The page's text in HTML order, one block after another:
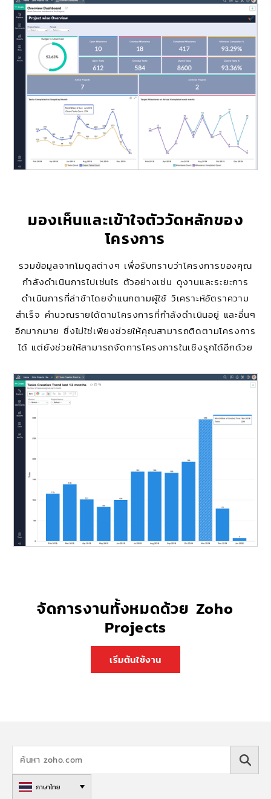
มองเห็นและเข้าใจตัววัดหลักของ
โครงการ
รวมข้อมูลจากโมดูลต่างๆ เพื่อรับทราบว่าโครงการของคุณ
กำลังดำเนินการไปเช่นไร ตัวอย่างเช่น ดูงานและระยะการ
ดำเนินการที่ล่าช้าโดยจำแนกตามผู้ใช้ วิเคราะห์อัตราความ
สำเร็จ คำนวณรายได้ตามโครงการที่กำลังดำเนินอยู่ และอื่นๆ
อีกมากมาย ซึ่งไม่ใช่เพียงช่วยให้คุณสามารถติดตามโครงการ
ได้ แต่ยังช่วยให้สามารถจัดการโครงการในเชิงรุกได้อีกด้วย
จัดการงานทั้งหมดด้วย Zoho
Projects
เริ่มต้นใช้งาน
ภาษาไทย